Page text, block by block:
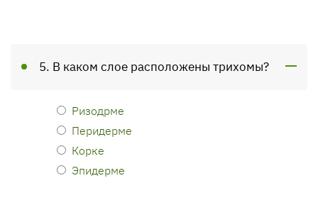
5. В каком слое расположены трихомы?
Ризодрме
Перидерме
Корке
Эпидерме